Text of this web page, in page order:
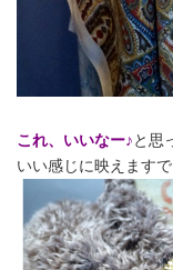
これ、いいなー♪と思
いい感じに映えますで